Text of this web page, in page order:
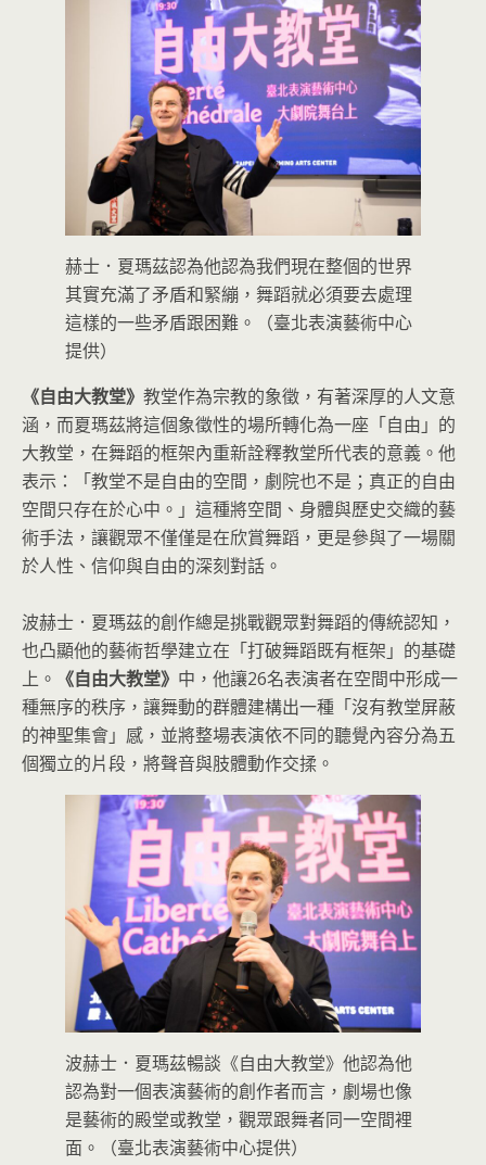
赫士．夏瑪茲認為他認為我們現在整個的世界
其實充滿了矛盾和緊繃，舞蹈就必須要去處理
這樣的一些矛盾跟困難。（臺北表演藝術中心
提供）
《自由大教堂》 教堂作為宗教的象徵，有著深厚的人文意
涵，而夏瑪茲將這個象徵性的場所轉化為一座「自由」的
大教堂，在舞蹈的框架內重新詮釋教堂所代表的意義。他
表示：「教堂不是自由的空間，劇院也不是；真正的自由
空間只存在於心中。」這種將空間、身體與歷史交織的藝
術手法，讓觀眾不僅僅是在欣賞舞蹈，更是參與了一場關
於人性、信仰與自由的深刻對話。
波赫士．夏瑪茲的創作總是挑戰觀眾對舞蹈的傳統認知，
也凸顯他的藝術哲學建立在「打破舞蹈既有框架」的基礎
上。 《自由大教堂》 中，他讓26名表演者在空間中形成一
種無序的秩序，讓舞動的群體建構出一種「沒有教堂屏蔽
的神聖集會」感，並將整場表演依不同的聽覺內容分為五
個獨立的片段，將聲音與肢體動作交揉。
波赫士．夏瑪茲暢談《自由大教堂》他認為他
認為對一個表演藝術的創作者而言，劇場也像
是藝術的殿堂或教堂，觀眾跟舞者同一空間裡
面。（臺北表演藝術中心提供）